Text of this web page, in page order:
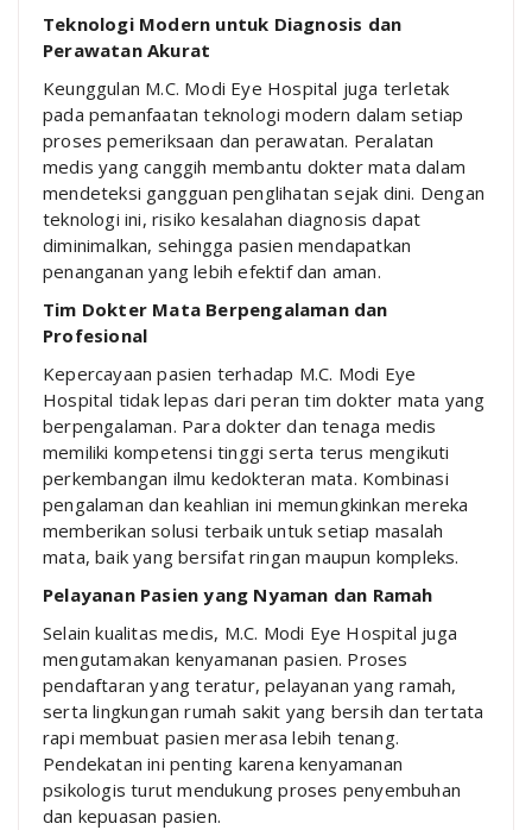
Teknologi Modern untuk Diagnosis dan
Perawatan Akurat
Keunggulan M.C. Modi Eye Hospital juga terletak
pada pemanfaatan teknologi modern dalam setiap
proses pemeriksaan dan perawatan. Peralatan
medis yang canggih membantu dokter mata dalam
mendeteksi gangguan penglihatan sejak dini. Dengan
teknologi ini, risiko kesalahan diagnosis dapat
diminimalkan, sehingga pasien mendapatkan
penanganan yang lebih efektif dan aman.
Tim Dokter Mata Berpengalaman dan
Profesional
Kepercayaan pasien terhadap M.C. Modi Eye
Hospital tidak lepas dari peran tim dokter mata yang
berpengalaman. Para dokter dan tenaga medis
memiliki kompetensi tinggi serta terus mengikuti
perkembangan ilmu kedokteran mata. Kombinasi
pengalaman dan keahlian ini memungkinkan mereka
memberikan solusi terbaik untuk setiap masalah
mata, baik yang bersifat ringan maupun kompleks.
Pelayanan Pasien yang Nyaman dan Ramah
Selain kualitas medis, M.C. Modi Eye Hospital juga
mengutamakan kenyamanan pasien. Proses
pendaftaran yang teratur, pelayanan yang ramah,
serta lingkungan rumah sakit yang bersih dan tertata
rapi membuat pasien merasa lebih tenang.
Pendekatan ini penting karena kenyamanan
psikologis turut mendukung proses penyembuhan
dan kepuasan pasien.